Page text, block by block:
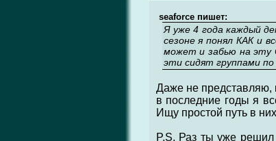
seaforce пишет:
Я уже 4 года каждый
сезоне я понял КАК и
может и забью на эту
эти сидят группами
Даже не представляю,
в последние годы я
Ищу простой путь в
P.S. Раз ты уже